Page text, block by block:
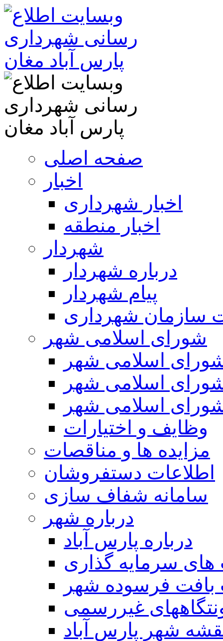
صفحه اصلی
اخبار
اخبار شهرداری
اخبار منطقه
شهردار
درباره شهردار
پیام شهردار
سازمان شهرداری
شورای اسلامی شهر
اسلامی شهر
اسلامی شهر
اسلامی شهر
وظایف و اختیارات
مزایده ها و مناقصات
اطلاعات دستفروشان
سامانه شفاف سازی
درباره شهر
درباره پارس آباد
سرمایه گذاری
بافت فرسوده شهر
غیررسمی
شهر پارس آباد